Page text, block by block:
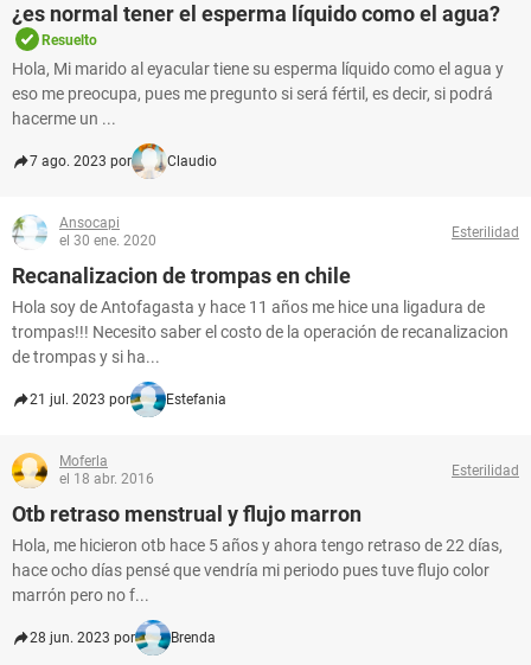
¿es normal tener el esperma líquido como el agua?
Resuelto
Hola, Mi marido al eyacular tiene su esperma líquido como el agua y
eso me preocupa, pues me pregunto si será fértil, es decir, si podrá
hacerme un ...
7 ago. 2023 por Claudio
Ansocapi
el 30 ene. 2020
Esterilidad
Recanalizacion de trompas en chile
Hola soy de Antofagasta y hace 11 años me hice una ligadura de
trompas!!! Necesito saber el costo de la operación de recanalizacion
de trompas y si ha...
21 jul. 2023 por Estefania
Moferla
el 18 abr. 2016
Esterilidad
Otb retraso menstrual y flujo marron
Hola, me hicieron otb hace 5 años y ahora tengo retraso de 22 días,
hace ocho días pensé que vendría mi periodo pues tuve flujo color
marrón pero no f...
28 jun. 2023 por Brenda